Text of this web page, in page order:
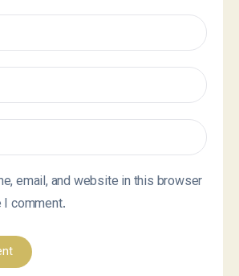
email, and website in this browser
comment.